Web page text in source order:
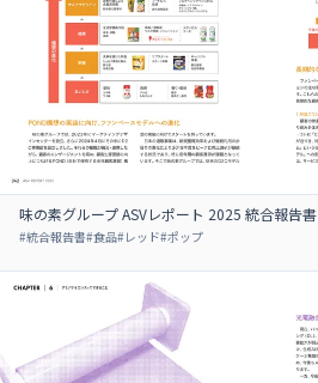
味の素グループ ASVレポート 2025 統合報告書
#統合報告書#食品#レッド#ポップ